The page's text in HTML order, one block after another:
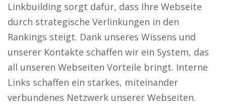
Linkbuilding sorgt dafür, dass Ihre Webseite
durch strategische Verlinkungen in den
Rankings steigt. Dank unseres Wissens und
unserer Kontakte schaffen wir ein System, das
all unseren Webseiten Vorteile bringt. Interne
Links schaffen ein starkes, miteinander
verbundenes Netzwerk unserer Webseiten.